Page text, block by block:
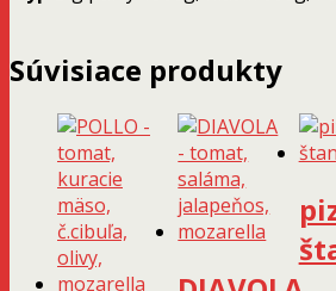
Súvisiace produkty